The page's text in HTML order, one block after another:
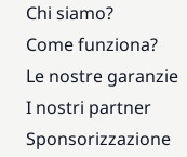
Chi siamo?
Come funziona?
Le nostre garanzie
I nostri partner
Sponsorizzazione